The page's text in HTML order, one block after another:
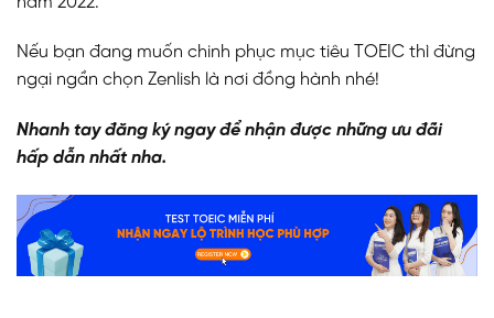
Nếu bạn đang muốn chinh phục mục tiêu TOEIC thì đừng
ngại ngần chọn Zenlish là nơi đồng hành nhé!
Nhanh tay đăng ký ngay để nhận được những ưu đãi
hấp dẫn nhất nha.